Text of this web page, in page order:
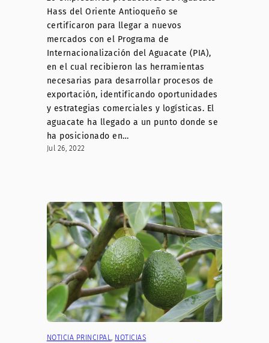
Hass del Oriente Antioqueño se
certificaron para llegar a nuevos
mercados con el Programa de
Internacionalización del Aguacate (PIA),
en el cual recibieron las herramientas
necesarias para desarrollar procesos de
exportación, identificando oportunidades
y estrategias comerciales y logísticas. El
aguacate ha llegado a un punto donde se
ha posicionado en…
Jul 26, 2022
NOTICIA PRINCIPAL, NOTICIAS